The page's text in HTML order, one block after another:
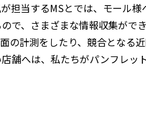
担当するMSとでは、モール
で、さまざまな情報収集がで
の計測をしたり、競合となる
舗へは、私たちがパンフレッ